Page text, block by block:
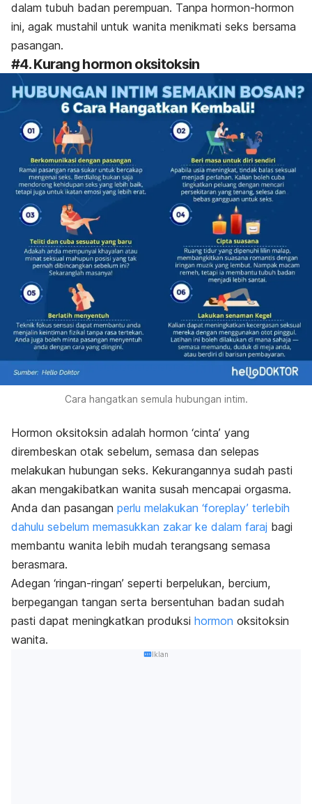
dalam tubuh badan perempuan. Tanpa hormon-hormon
ini, agak mustahil untuk wanita menikmati seks bersama
pasangan.
#4. Kurang hormon oksitoksin
Cara hangatkan semula hubungan intim.
Hormon oksitoksin adalah hormon ‘cinta’ yang
dirembeskan otak sebelum, semasa dan selepas
melakukan hubungan seks. Kekurangannya sudah pasti
akan mengakibatkan wanita susah mencapai orgasma.
Anda dan pasangan perlu melakukan ‘foreplay’ terlebih
dahulu sebelum memasukkan zakar ke dalam faraj bagi
membantu wanita lebih mudah terangsang semasa
berasmara.
Adegan ‘ringan-ringan’ seperti berpelukan, bercium,
berpegangan tangan serta bersentuhan badan sudah
pasti dapat meningkatkan produksi hormon oksitoksin
wanita.
Iklan